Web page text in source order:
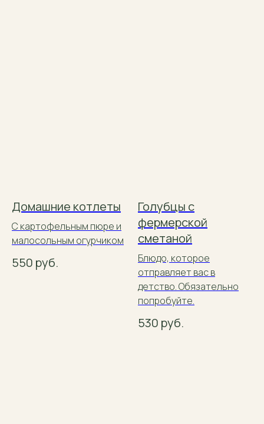
Домашние котлеты
С картофельным пюре и
малосольным огурчиком
550 руб.
Голубцы с
фермерской
сметаной
Блюдо, которое
отправляет вас в
детство. Обязательно
попробуйте.
530 руб.